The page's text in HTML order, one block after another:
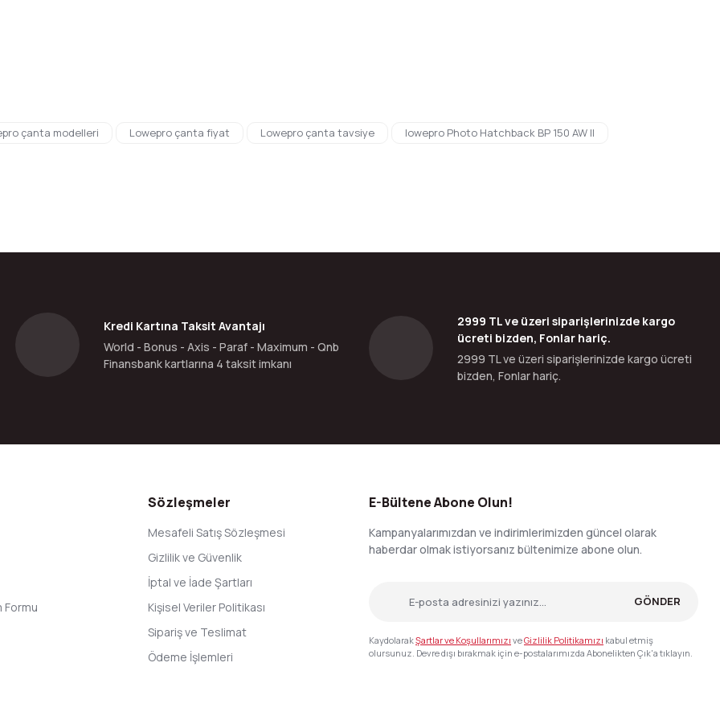
Gönder
çanta modelleri Lowepro çanta fiyat Lowepro çanta tavsiye
lowepro Photo Hatchback BP 150 AW II
Kredi Kartına Taksit Avantajı
World - Bonus - Axis - Paraf - Maximum - Qnb
Finansbank kartlarına 4 taksit imkanı
2999 TL ve üzeri siparişlerinizde kargo
ücreti bizden, Fonlar hariç.
2999 TL ve üzeri siparişlerinizde kargo ücreti
bizden, Fonlar hariç.
Formu
Sözleşmeler
Mesafeli Satış Sözleşmesi
Gizlilik ve Güvenlik
İptal ve İade Şartları
Kişisel Veriler Politikası
Sipariş ve Teslimat
Ödeme İşlemleri
E-Bültene Abone Olun!
Kampanyalarımızdan ve indirimlerimizden güncel olarak
haberdar olmak istiyorsanız bültenimize abone olun.
GÖNDER
KaydolarakŞartlar ve Koşullarımızı veGizlilik Politikamızı kabul etmiş
olursunuz. Devre dışı bırakmak için e-postalarımızda Abonelikten Çık'a tıklayın.